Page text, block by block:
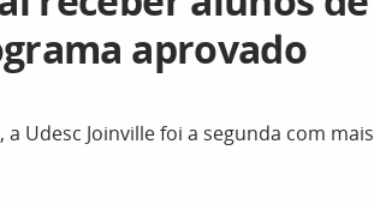
aprovado
Udesc Joinville foi a segunda com mais